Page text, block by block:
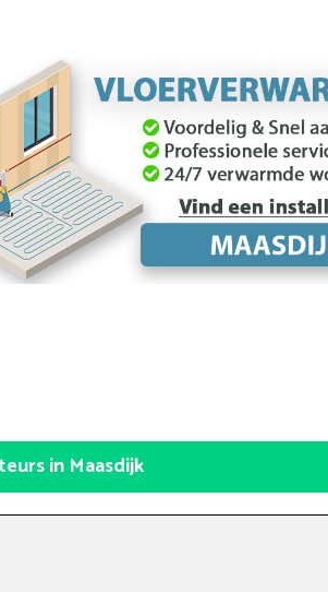
in Maasdijk